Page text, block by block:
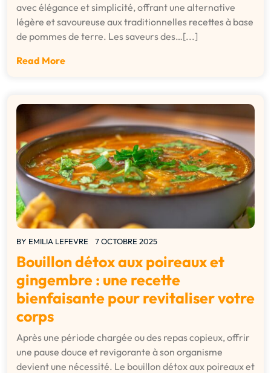
avec élégance et simplicité, offrant une alternative
légère et savoureuse aux traditionnelles recettes à base
de pommes de terre. Les saveurs des…[...]
Read More
BY EMILIA LEFEVRE 7 OCTOBRE 2025
Bouillon détox aux poireaux et
gingembre : une recette
bienfaisante pour revitaliser votre
corps
Après une période chargée ou des repas copieux, offrir
une pause douce et revigorante à son organisme
devient une nécessité. Le bouillon détox aux poireaux et